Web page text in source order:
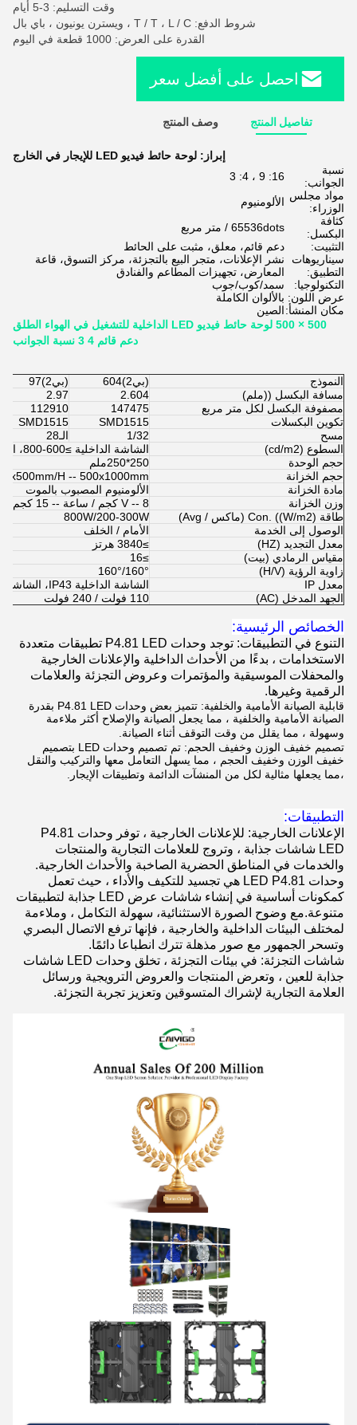
وقت التسليم: 3-5 أيام
شروط الدفع: T / T ، L / C ، ويسترن يونيون ، باي بال
القدرة على العرض: 1000 قطعة في اليوم
احصل على أفضل سعر
تفاصيل المنتج وصف المنتج
إبراز: لوحة حائط فيديو LED للإيجار في الخارج
نسبة
الجوانب:
16: 9 ، 4: 3
مواد مجلس
الوزراء:
الألومنيوم
كثافة
البكسل:
65536dots / متر مربع
التثبيت:
دعم قائم، معلق، مثبت على الحائط
سيناريوهات
التطبيق:
نشر الإعلانات، متجر البيع بالتجزئة، مركز التسوق، قاعة
المعارض، تجهيزات المطاعم والفنادق
التكنولوجيا:
سمد/كوب/جوب
عرض اللون: بالألوان الكاملة
مكان المنشأ:الصين
500 × 500 لوحة حائط فيديو LED الداخلية للتشغيل في الهواء الطلق
دعم قائم 4 3 نسبة الجوانب
النموذج (بي2)604
(بي2)97
مسافة البكسل ((ملم)
2.604
2.97
مصفوفة البكسل لكل متر مربع
147475
112910
تكوين البكسلات
SMD1515
SMD1515
مسح
1/32
الـ28
السطوع (cd/m2)
الشاشة الداخلية ≥600-800، الشاشة الخارجية ≥4500
حجم الوحدة
250*250ملم
حجم الخزانة
H -- 500x1000mm
مادة الخزانة
الألومنيوم المصبوب بالموت
وزن الخزانة
V -- 8 كجم / ساعة -- 15 كجم
طاقة Con. ((W/m2) (ماكس / Avg)
800W/200-300W
الوصول إلى الخدمة
الأمام / الخلف
معدل التجديد (HZ)
≥3840 هرتز
مقياس الرمادي (بيت)
≥16
زاوية الرؤية (H/V)
160°/160°
معدل IP
الشاشة الداخلية IP43، الشاشة الخارجية IP65
الجهد المدخل (AC)
110 فولت / 240 فولت
الخصائص الرئيسية:
التنوع في التطبيقات: توجد وحدات P4.81 LED تطبيقات متعددة
الاستخدامات ، بدءًا من الأحداث الداخلية والإعلانات الخارجية
والمحفلات الموسيقية والمؤتمرات وعروض التجزئة والعلامات
الرقمية وغيرها.
قابلية الصيانة الأمامية والخلفية: تتميز بعض وحدات P4.81 LED بقدرة
الصيانة الأمامية والخلفية ، مما يجعل الصيانة والإصلاح أكثر ملاءمة
وسهولة ، مما يقلل من وقت التوقف أثناء الصيانة.
تصميم خفيف الوزن وخفيف الحجم: تم تصميم وحدات LED بتصميم
خفيف الوزن وخفيف الحجم ، مما يسهل التعامل معها والتركيب والنقل
،مما يجعلها مثالية لكل من المنشآت الدائمة وتطبيقات الإيجار.
التطبيقات:
الإعلانات الخارجية: للإعلانات الخارجية ، توفر وحدات P4.81
LED شاشات جذابة ، وتروج للعلامات التجارية والمنتجات
والخدمات في المناطق الحضرية الصاخبة والأحداث الخارجية.
وحدات LED P4.81 هي تجسيد للتكيف والأداء ، حيث تعمل
كمكونات أساسية في إنشاء شاشات عرض LED جذابة لتطبيقات
متنوعة.مع وضوح الصورة الاستثنائية، سهولة التكامل ، وملاءمة
لمختلف البيئات الداخلية والخارجية ، فإنها ترفع الاتصال البصري
وتسحر الجمهور مع صور مذهلة تترك انطباعا دائمًا.
شاشات التجزئة: في بيئات التجزئة ، تخلق وحدات LED شاشات
جذابة للعين ، وتعرض المنتجات والعروض الترويجية ورسائل
العلامة التجارية لإشراك المتسوقين وتعزيز تجربة التجزئة.